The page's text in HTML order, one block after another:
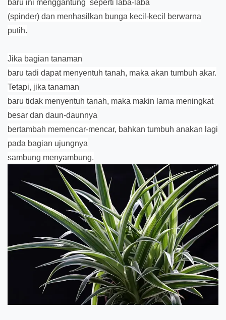
baru ini menggantung seperti laba-laba
(spinder) dan menhasilkan bunga kecil-kecil berwarna
putih.
Jika bagian tanaman
baru tadi dapat menyentuh tanah, maka akan tumbuh akar.
Tetapi, jika tanaman
baru tidak menyentuh tanah, maka makin lama meningkat
besar dan daun-daunnya
bertambah memencar-mencar, bahkan tumbuh anakan lagi
pada bagian ujungnya
sambung menyambung.